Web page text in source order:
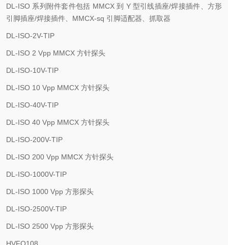
DL-ISO 系列附件套件包括 MMCX 到 Y 型引线插座/焊接插件、方形
引脚插座/焊接插件、 MMCX-sq 引脚适配器、抓取器
DL-ISO-2V-TIP
DL-ISO 2 Vpp MMCX 方针探头
DL-ISO-10V-TIP
DL-ISO 10 Vpp MMCX 方针探头
DL-ISO-40V-TIP
DL-ISO 40 Vpp MMCX 方针探头
DL-ISO-200V-TIP
DL-ISO 200 Vpp MMCX 方针探头
DL-ISO-1000V-TIP
DL-ISO 1000 Vpp 方形探头
DL-ISO-2500V-TIP
DL-ISO 2500 Vpp 方形探头